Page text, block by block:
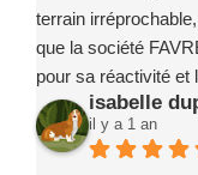
terrain
que la société
pour sa réactivité et
Ce projet a été un
des intervenants
Je recommande
isabelle
il y a 1 an